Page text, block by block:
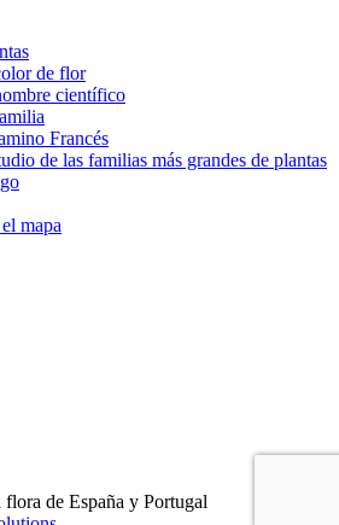
de flor
científico
Francés
de las familias más grandes de plantas
mapa
de España y Portugal